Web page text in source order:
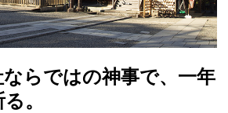
らではの神事で、一年
。